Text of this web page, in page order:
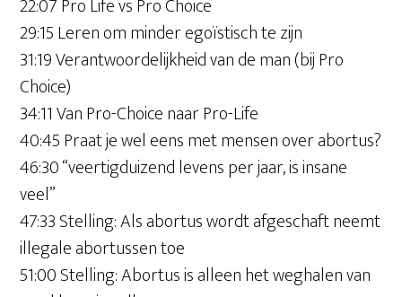
22:07 Pro Life vs Pro Choice
29:15 Leren om minder egoïstisch te zijn
31:19 Verantwoordelijkheid van de man (bij Pro
Choice)
34:11 Van Pro-Choice naar Pro-Life
40:45 Praat je wel eens met mensen over abortus?
46:30 “veertigduizend levens per jaar, is insane
veel”
47:33 Stelling: Als abortus wordt afgeschaft neemt
illegale abortussen toe
51:00 Stelling: Abortus is alleen het weghalen van